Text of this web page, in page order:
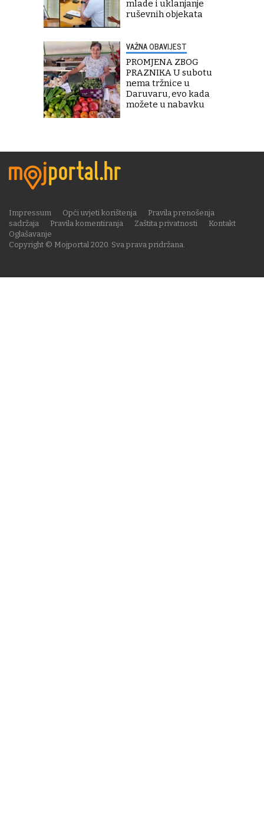
mlade i uklanjanje
ruševnih objekata
VAŽNA OBAVIJEST
PROMJENA ZBOG
PRAZNIKA U subotu
nema tržnice u
Daruvaru, evo kada
možete u nabavku
Copyright © Mojportal 2020. Sva prava pridržana.
Impressum Opći uvjeti korištenja
Pravila prenošenja
sadržaja
Pravila komentiranja Zaštita privatnosti
Kontakt
Oglašavanje